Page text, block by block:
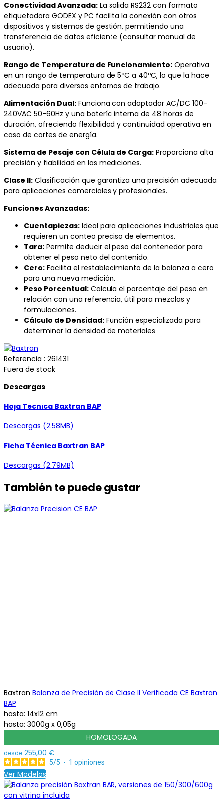
Conectividad Avanzada: La salida RS232 con formato
etiquetadora GODEX y PC facilita la conexión con otros
dispositivos y sistemas de gestión, permitiendo una
transferencia de datos eficiente (consultar manual de
usuario).
Rango de Temperatura de Funcionamiento: Operativa
en un rango de temperatura de 5ºC a 40ºC, lo que la hace
adecuada para diversos entornos de trabajo.
Alimentación Dual: Funciona con adaptador AC/DC 100-
240VAC 50-60Hz y una batería interna de 48 horas de
duración, ofreciendo flexibilidad y continuidad operativa en
caso de cortes de energía.
Sistema de Pesaje con Célula de Carga: Proporciona alta
precisión y fiabilidad en las mediciones.
Clase II: Clasificación que garantiza una precisión adecuada
para aplicaciones comerciales y profesionales.
Funciones Avanzadas:
Cuentapiezas: Ideal para aplicaciones industriales que
requieren un conteo preciso de elementos.
Tara: Permite deducir el peso del contenedor para
obtener el peso neto del contenido.
Cero: Facilita el restablecimiento de la balanza a cero
para una nueva medición.
Peso Porcentual: Calcula el porcentaje del peso en
relación con una referencia, útil para mezclas y
formulaciones.
Cálculo de Densidad: Función especializada para
determinar la densidad de materiales
Referencia : 261431
Fuera de stock
Descargas
Hoja Técnica Baxtran BAP
Descargas (2.58MB)
Ficha Técnica Baxtran BAP
Descargas (2.79MB)
También te puede gustar
Baxtran Balanza de Precisión de Clase II Verificada CE Baxtran
BAP
hasta: 14x12 cm
hasta: 3000g x 0,05g
HOMOLOGADA
desde 255,00 €
5/5 - 1 opiniones
Ver Modelos